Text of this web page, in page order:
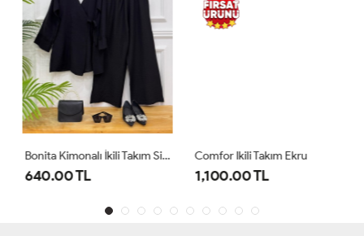
Bonita Kimonalı İkili Takım Siyah
640.00 TL
Comfor Ikili Takım Ekru
1,100.00 TL